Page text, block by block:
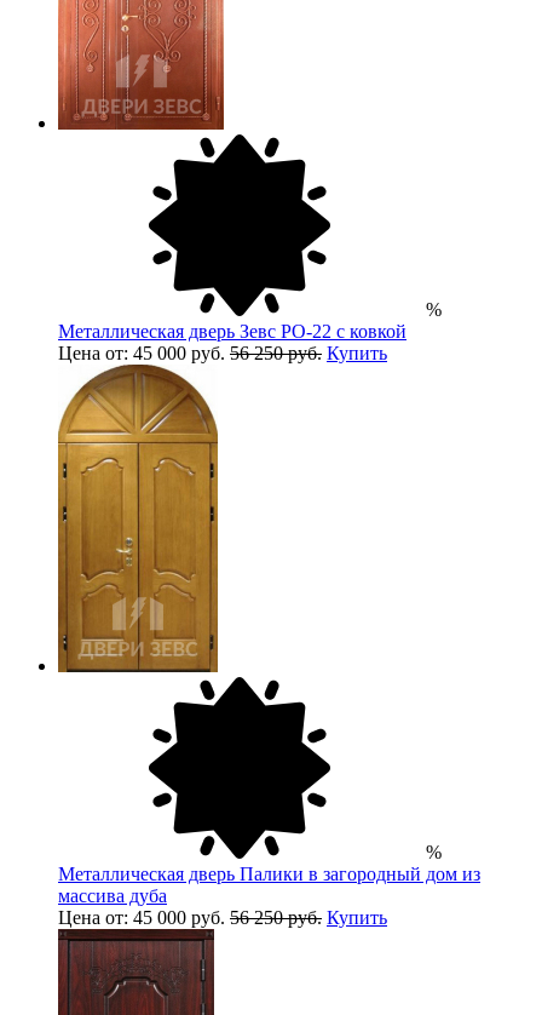
%
Металлическая дверь Зевс PO-22 с ковкой
Цена от: 45 000 руб. 56 250 руб. Купить
%
Металлическая дверь Палики в загородный дом из
массива дуба
Цена от: 45 000 руб. 56 250 руб. Купить